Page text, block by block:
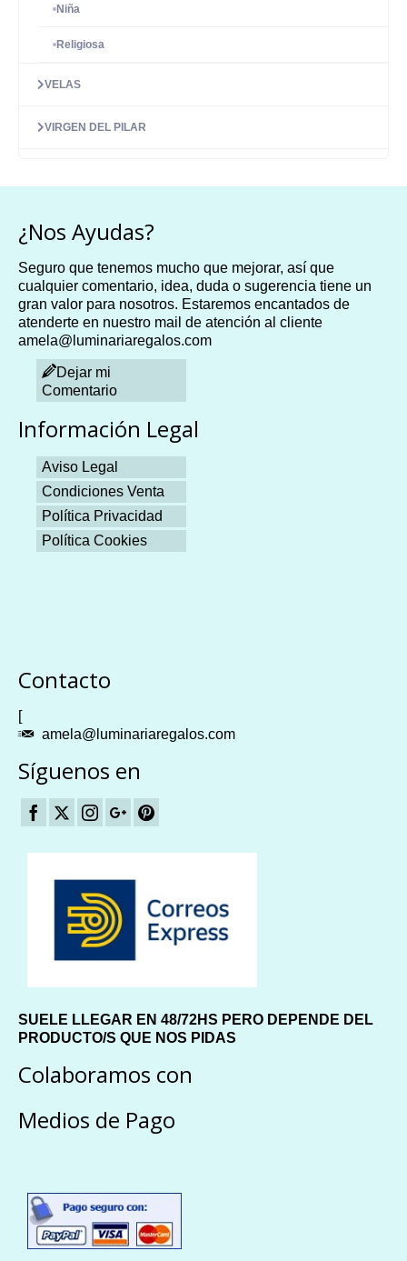
Niña
Religiosa
VELAS
VIRGEN DEL PILAR
¿Nos Ayudas?
Seguro que tenemos mucho que mejorar, así que
cualquier comentario, idea, duda o sugerencia tiene un
gran valor para nosotros. Estaremos encantados de
atenderte en nuestro mail de atención al cliente
amela@luminariaregalos.com
Dejar mi
Comentario
Información Legal
Aviso Legal
Condiciones Venta
Política Privacidad
Política Cookies
Contacto
[
amela@luminariaregalos.com
Síguenos en
SUELE LLEGAR EN 48/72HS PERO DEPENDE DEL
PRODUCTO/S QUE NOS PIDAS
Colaboramos con
Medios de Pago